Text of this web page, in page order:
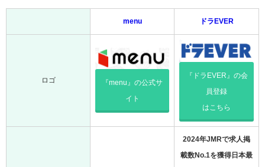
menu ドラEVER
ロゴ 『menu』の公式サ
イト
『ドラEVER』の会
員登録
はこちら
2024年JMRで求人掲
載数No.1を獲得日本最